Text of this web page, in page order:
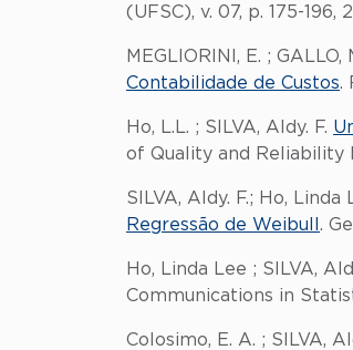
(UFSC), v. 07, p. 175-196,
MEGLIORINI, E. ; GALLO,
Contabilidade de Custos.
Ho, L.L. ; SILVA, Aldy. F.
of Quality and Reliability
SILVA, Aldy. F.; Ho, Linda
Regressão de Weibull .
Ho, Linda Lee ; SILVA,
Communications in
Colosimo, E. A. ; SILVA,